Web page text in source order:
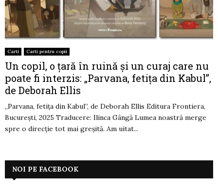
Carti Carti pentru copii
Un copil, o țară în ruină și un curaj care nu
poate fi interzis: „Parvana, fetița din Kabul”,
de Deborah Ellis
„Parvana, fetița din Kabul”, de Deborah Ellis Editura Frontiera,
București, 2025 Traducere: Ilinca Gângă Lumea noastră merge
spre o direcție tot mai greșită. Am uitat...
NOI PE FACEBOOK